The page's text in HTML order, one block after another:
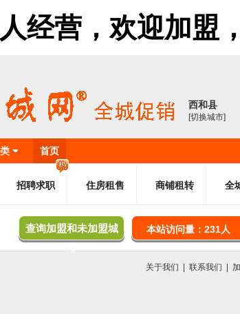
经营，欢迎加盟
西和县
[切换城市]
首页
招聘求职 住房租售 商铺租转 全
查询加盟和未加盟城
本站访问量：231人
关于我们 | 联系我们 |